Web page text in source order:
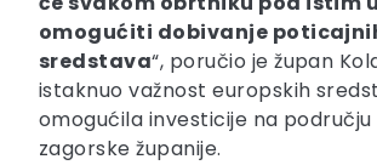
omogućiti dobivanje
sredstava“, poručio je župan
istaknuo važnost europskih
omogućila investicije na
zagorske županije.